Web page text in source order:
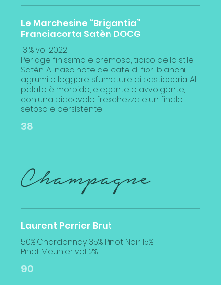
Le Marchesine “Brigantia”
Franciacorta Satèn DOCG
13 % vol 2022
Perlage finissimo e cremoso, tipico dello stile
Satèn. Al naso note delicate di fiori bianchi,
agrumi e leggere sfumature di pasticceria. Al
palato è morbido, elegante e avvolgente,
con una piacevole freschezza e un finale
setoso e persistente
38
Champagne
Laurent Perrier Brut
50% Chardonnay 35% Pinot Noir 15%
Pinot Meunier vol.12%
90